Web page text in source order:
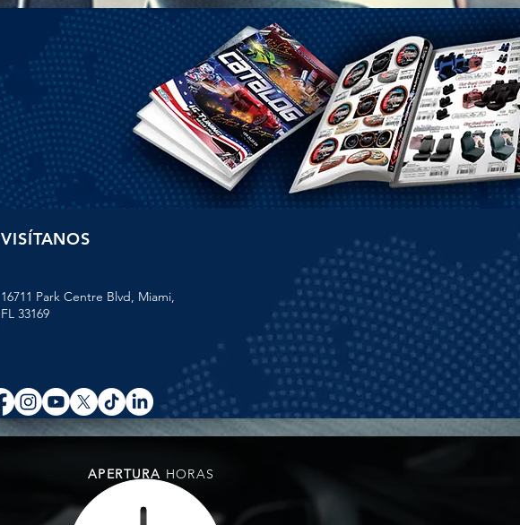
VISÍTANOS
16711 Park Centre Blvd, Miami,
FL 33169
APERTURA HORAS